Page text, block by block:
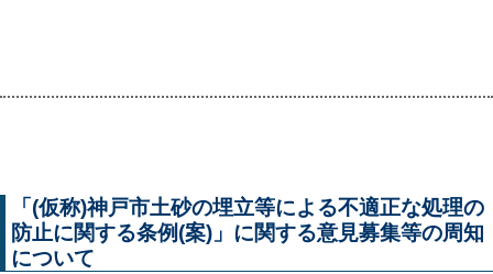
「(仮称)神戸市土砂の埋立等による不適正な処理の
防止に関する条例(案)」に関する意見募集等の周知
について